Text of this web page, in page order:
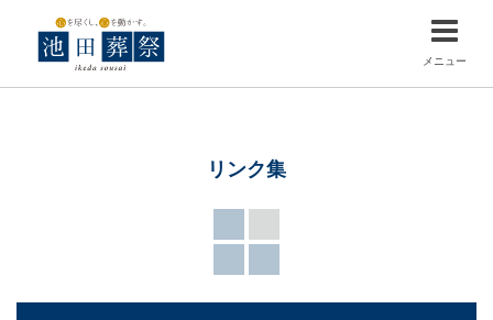
メニュー
リンク集